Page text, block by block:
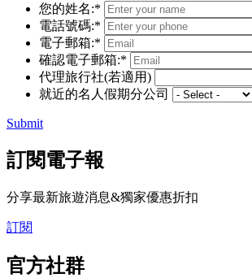
您的姓名:*
電話號碼:*
電子郵箱:*
確認電子郵箱:*
代理旅行社(若適用)
就近的名人假期分公司
Submit
訂閱電子報
分享最新旅遊消息&獨家優惠折扣
訂閱
官方社群